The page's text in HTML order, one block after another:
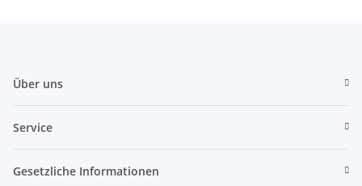
Über uns
Service
Gesetzliche Informationen